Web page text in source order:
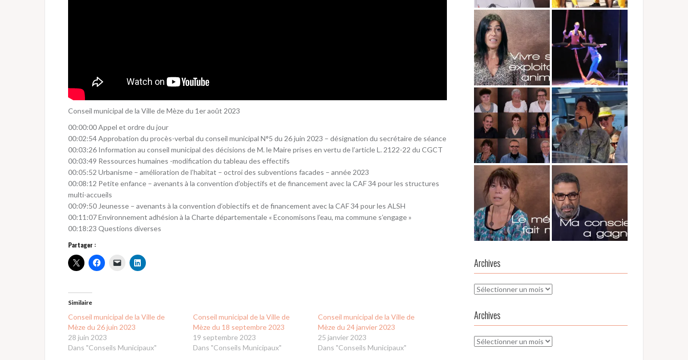
Conseil municipal de la Ville de Mèze du 1er août 2023
00:00:00 Appel et ordre du jour
00:02:54 Approbation du procès-verbal du conseil municipal N°5 du 26 juin 2023 – désignation du secrétaire de séance
00:03:26 Information au conseil municipal des décisions de M. le Maire prises en vertu de l’article L. 2122-22 du CGCT
00:03:49 Ressources humaines -modification du tableau des effectifs
00:05:52 Urbanisme – amélioration de l’habitat – octroi des subventions facades – année 2023
00:08:12 Petite enfance – avenants à la convention d’objectifs et de financement avec la CAF 34 pour les structures
multi-accueils
00:09:50 Jeunesse – avenants à la convention d’obiectifs et de financement avec la CAF 34 pour les ALSH
00:11:07 Environnement adhésion à la Charte départementale « Economisons l’eau, ma commune s’engage »
00:18:23 Questions diverses
Partager :
Similaire
Conseil municipal de la Ville de
Mèze du 26 juin 2023
28 juin 2023
Dans "Conseils Municipaux"
Conseil municipal de la Ville de
Mèze du 18 septembre 2023
19 septembre 2023
Dans "Conseils Municipaux"
Conseil municipal de la Ville de
Mèze du 24 janvier 2023
25 janvier 2023
Dans "Conseils Municipaux"
Archives
Archives
Archives
Archives